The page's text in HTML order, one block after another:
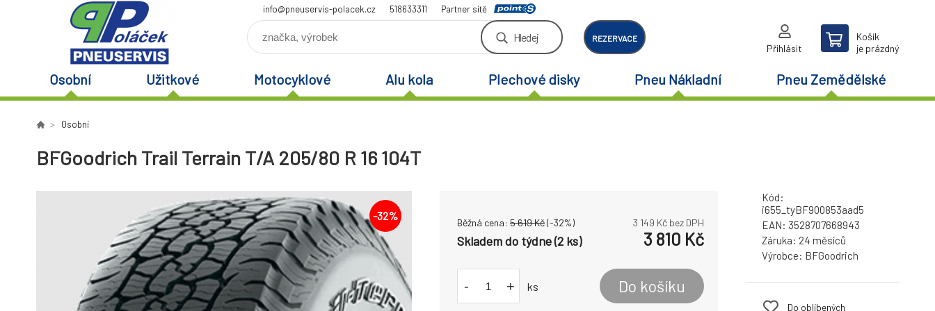
info@pneuservis-polacek.cz 518633311 Partner sítě
Hledej REZERVACE
Přihlásit
Košík
je prázdný
Osobní Užitkové Motocyklové Alu kola Plechové disky Pneu Nákladní Pneu Zemědělské
Osobní
BFGoodrich Trail Terrain T/A 205/80 R 16 104T
-32%
Běžná cena: 5 619Kč(-32%) 3 149 Kč bez DPH
Skladem do týdne (2 ks) 3 810 Kč
- + ks Do košíku
Kód:
i655_tyBF900853aad5
EAN: 3528707668943
Záruka: 24 měsíců
Výrobce: BFGoodrich
Do oblíbených